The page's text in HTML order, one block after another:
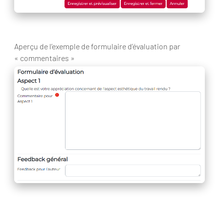
Aperçu de l’exemple de formulaire d’évaluation par
« commentaires »